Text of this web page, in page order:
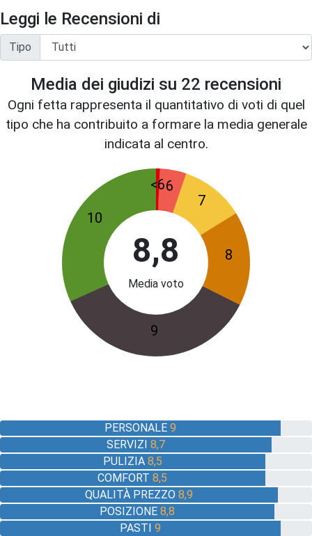
Leggi le Recensioni di
Tipo
Media dei giudizi su 22 recensioni
Ogni fetta rappresenta il quantitativo di voti di quel
tipo che ha contribuito a formare la media generale
indicata al centro.
8,8
Media voto
<66
7
8
9
10
PERSONALE9
SERVIZI 8,7
PULIZIA 8,5
COMFORT8,5
QUALITÀ PREZZO 8,9
POSIZIONE8,8
PASTI9